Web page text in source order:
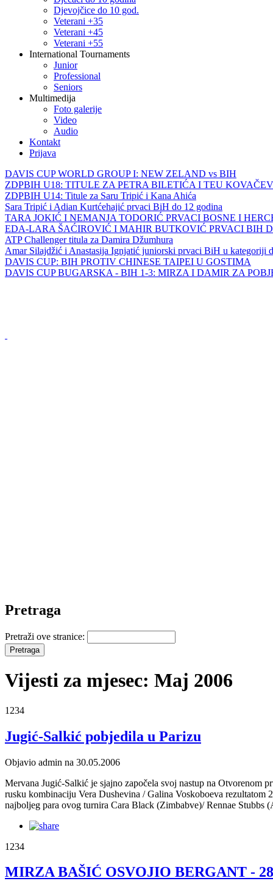
Djevojčice do 10 god.
Veterani +35
Veterani +45
Veterani +55
International Tournaments
Junior
Professional
Seniors
Multimedija
Foto galerije
Video
Audio
Kontakt
Prijava
DAVIS CUP WORLD GROUP I: NEW ZELAND vs BIH
ZDPBIH U18: TITULE ZA PETRA BILETIĆA I TEU
ZDPBIH U14: Titule za Saru Tripić i Kana Ahića
Sara Tripić i Adian Kurtćehajić prvaci BiH do 12 godina
TARA JOKIĆ I NEMANJA TODORIĆ PRVACI BOSNE I
EDA-LARA ŠAĆIROVIĆ I MAHIR BUTKOVIĆ PRVACI BIH
ATP Challenger titula za Damira Džumhura
Amar Silajdžić i Anastasija Ignjatić juniorski prvaci BiH u kategoriji
DAVIS CUP: BIH PROTIV CHINESE TAIPEI U GOSTIMA
DAVIS CUP BUGARSKA - BIH 1-3: MIRZA I DAMIR ZA
Pretraga
Pretraži ove stranice:
Vijesti za mjesec: Maj 2006
1234
Jugić-Salkić pobjedila u Parizu
Objavio admin na 30.05.2006
Mervana Jugić-Salkić je sjajno započela svoj nastup na Otvorenom
rusku kombinaciju Vera Dushevina / Galina Voskoboeva
najboljeg para ovog turnira Cara Black (Zimbabve)/ Rennae Stubbs
1234
MIRZA BAŠIĆ OSVOJIO BERGANT -